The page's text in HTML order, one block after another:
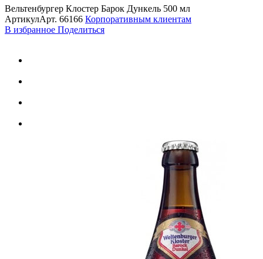
Вельтенбургер Клостер Барок Дункель 500 мл
АртикулАрт. 66166 Корпоративным клиентам
В избранное Поделиться